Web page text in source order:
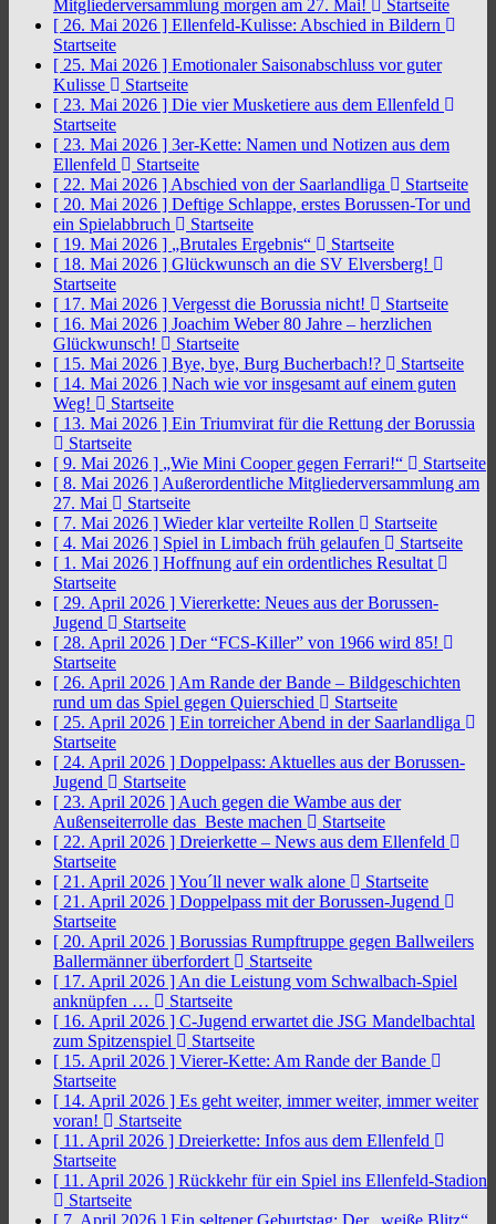
Mitgliederversammlung morgen am 27. Mai!
Startseite
[ 26. Mai 2026 ] Ellenfeld-Kulisse: Abschied in Bildern
Startseite
[ 25. Mai 2026 ] Emotionaler Saisonabschluss vor guter
Kulisse
Startseite
[ 23. Mai 2026 ] Die vier Musketiere aus dem Ellenfeld
Startseite
[ 23. Mai 2026 ] 3er-Kette: Namen und Notizen aus dem
Ellenfeld
Startseite
[ 22. Mai 2026 ] Abschied von der Saarlandliga
Startseite
[ 20. Mai 2026 ] Deftige Schlappe, erstes Borussen-Tor und
ein Spielabbruch
Startseite
[ 19. Mai 2026 ] „Brutales Ergebnis“
Startseite
[ 18. Mai 2026 ] Glückwunsch an die SV Elversberg!
Startseite
[ 17. Mai 2026 ] Vergesst die Borussia nicht!
Startseite
[ 16. Mai 2026 ] Joachim Weber 80 Jahre – herzlichen
Glückwunsch!
Startseite
[ 15. Mai 2026 ] Bye, bye, Burg Bucherbach!?
Startseite
[ 14. Mai 2026 ] Nach wie vor insgesamt auf einem guten
Weg!
Startseite
[ 13. Mai 2026 ] Ein Triumvirat für die Rettung der Borussia
Startseite
[ 9. Mai 2026 ] „Wie Mini Cooper gegen Ferrari!“
Startseite
[ 8. Mai 2026 ] Außerordentliche Mitgliederversammlung am
27. Mai
Startseite
[ 7. Mai 2026 ] Wieder klar verteilte Rollen
Startseite
[ 4. Mai 2026 ] Spiel in Limbach früh gelaufen
Startseite
[ 1. Mai 2026 ] Hoffnung auf ein ordentliches Resultat
Startseite
[ 29. April 2026 ] Viererkette: Neues aus der Borussen-
Jugend
Startseite
[ 28. April 2026 ] Der “FCS-Killer” von 1966 wird 85!
Startseite
[ 26. April 2026 ] Am Rande der Bande – Bildgeschichten
rund um das Spiel gegen Quierschied
Startseite
[ 25. April 2026 ] Ein torreicher Abend in der Saarlandliga
Startseite
[ 24. April 2026 ] Doppelpass: Aktuelles aus der Borussen-
Jugend
Startseite
[ 23. April 2026 ] Auch gegen die Wambe aus der
Außenseiterrolle das Beste machen
Startseite
[ 22. April 2026 ] Dreierkette – News aus dem Ellenfeld
Startseite
[ 21. April 2026 ]You´ll never walk alone
Startseite
[ 21. April 2026 ] Doppelpass mit der Borussen-Jugend
Startseite
[ 20. April 2026 ] Borussias Rumpftruppe gegen Ballweilers
Ballermänner überfordert
Startseite
[ 17. April 2026 ] An die Leistung vom Schwalbach-Spiel
anknüpfen …
Startseite
[ 16. April 2026 ] C-Jugend erwartet die JSG Mandelbachtal
zum Spitzenspiel
Startseite
[ 15. April 2026 ] Vierer-Kette: Am Rande der Bande
Startseite
[ 14. April 2026 ] Es geht weiter, immer weiter, immer weiter
voran!
Startseite
[ 11. April 2026 ] Dreierkette: Infos aus dem Ellenfeld
Startseite
[ 11. April 2026 ] Rückkehr für ein Spiel ins Ellenfeld-Stadion
Startseite
[ 7. April 2026 ] Ein seltener Geburtstag: Der „weiße Blitz“